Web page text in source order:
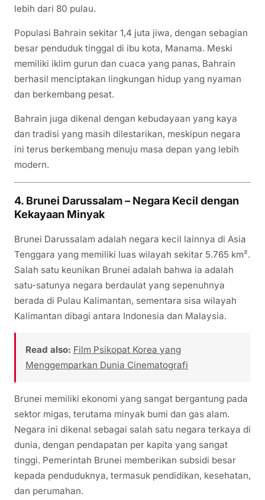
lebih dari 80 pulau.
Populasi Bahrain sekitar 1,4 juta jiwa, dengan sebagian
besar penduduk tinggal di ibu kota, Manama. Meski
memiliki iklim gurun dan cuaca yang panas, Bahrain
berhasil menciptakan lingkungan hidup yang nyaman
dan berkembang pesat.
Bahrain juga dikenal dengan kebudayaan yang kaya
dan tradisi yang masih dilestarikan, meskipun negara
ini terus berkembang menuju masa depan yang lebih
modern.
4. Brunei Darussalam – Negara Kecil dengan
Kekayaan Minyak
Brunei Darussalam adalah negara kecil lainnya di Asia
Tenggara yang memiliki luas wilayah sekitar 5.765 km².
Salah satu keunikan Brunei adalah bahwa ia adalah
satu-satunya negara berdaulat yang sepenuhnya
berada di Pulau Kalimantan, sementara sisa wilayah
Kalimantan dibagi antara Indonesia dan Malaysia.
Read also: Film Psikopat Korea yang
Menggemparkan Dunia Cinematografi
Brunei memiliki ekonomi yang sangat bergantung pada
sektor migas, terutama minyak bumi dan gas alam.
Negara ini dikenal sebagai salah satu negara terkaya di
dunia, dengan pendapatan per kapita yang sangat
tinggi. Pemerintah Brunei memberikan subsidi besar
kepada penduduknya, termasuk pendidikan, kesehatan,
dan perumahan.